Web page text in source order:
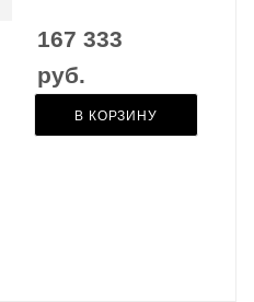
167 333
руб.
В КОРЗИНУ